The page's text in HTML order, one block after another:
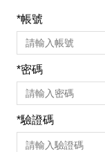
區*帳號
*密碼
*驗證碼